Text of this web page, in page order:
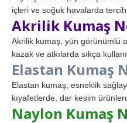
içleri ve soğuk havalarda
Akrilik Kumaş
Akrilik kumaş, yün görünümlü
kazak ve atkılarda sıkça
Elastan Kumaş
Elastan kumaş, esneklik
kıyafetlerde, dar kesim
Naylon Kumaş